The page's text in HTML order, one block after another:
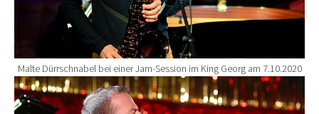
Malte Dürrschnabel bei einer Jam-Session im King Georg am 7.10.2020
Show larger version for: